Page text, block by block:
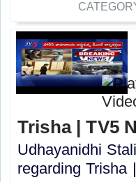
Trisha | TV5
Udhayanidhi
regarding Trisha